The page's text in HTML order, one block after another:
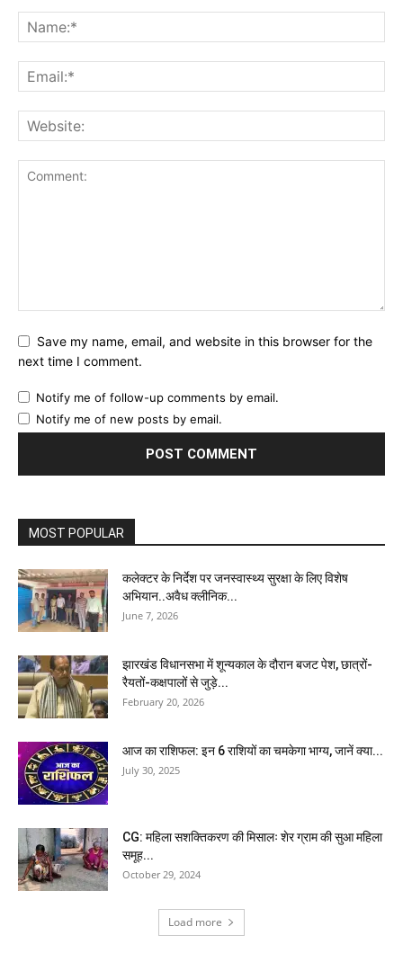
Save my name, email, and website in this browser for the
next time I comment.
Notify me of follow-up comments by email.
Notify me of new posts by email.
MOST POPULAR
कलेक्टर के निर्देश पर जनस्वास्थ्य सुरक्षा के लिए विशेष
अभियान..अवैध क्लीनिक...
June 7, 2026
झारखंड विधानसभा में शून्यकाल के दौरान बजट पेश, छात्रों-
रैयतों-कक्षपालों से जुड़े...
February 20, 2026
आज का राशिफल: इन 6 राशियों का चमकेगा भाग्य, जानें क्या...
July 30, 2025
CG: महिला सशक्तिकरण की मिसालः शेर ग्राम की सुआ महिला
समूह...
October 29, 2024
Load more